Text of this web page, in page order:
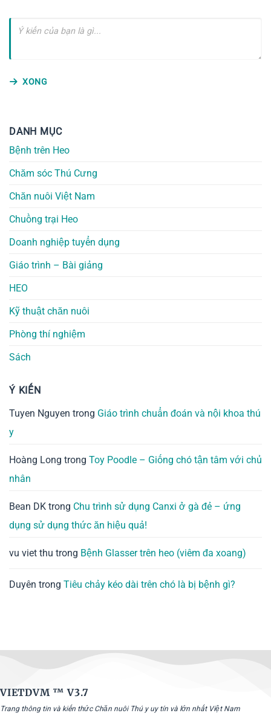
XONG
DANH MỤC
Bệnh trên Heo
Chăm sóc Thú Cưng
Chăn nuôi Việt Nam
Chuồng trại Heo
Doanh nghiệp tuyển dụng
Giáo trình – Bài giảng
HEO
Kỹ thuật chăn nuôi
Phòng thí nghiệm
Sách
Ý KIẾN
Tuyen Nguyen trong Giáo trình chuẩn đoán và nội khoa thú
y
Hoàng Long trong Toy Poodle – Giống chó tận tâm với chủ
nhân
Bean DK trong Chu trình sử dụng Canxi ở gà đẻ – ứng
dụng sử dụng thức ăn hiệu quả!
vu viet thu trong Bệnh Glasser trên heo (viêm đa xoang)
Duyên trong Tiêu chảy kéo dài trên chó là bị bệnh gì?
VIETDVM ™V3.7
Trang thông tin và kiến thức Chăn nuôi Thú y uy tín và lớn nhất Việt Nam